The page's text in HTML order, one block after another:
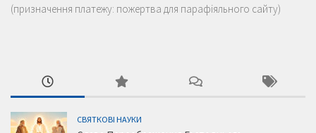
(призначення платежу: пожертва для парафіяльного сайту)
СВЯТКОВІ НАУКИ